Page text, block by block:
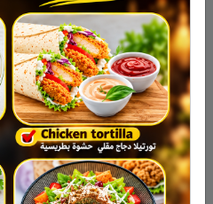
أعلام
شمس .
زميل الاستاذ
06/02/2014 الساعة 15:55
أيها الطالب الغالي